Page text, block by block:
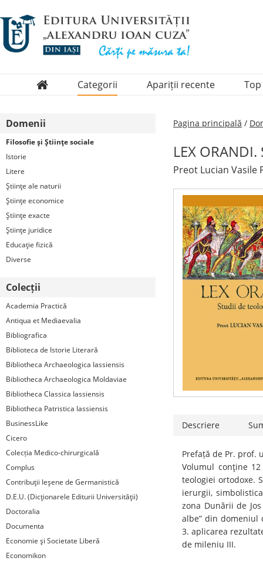
Categorii
Periodice
Apariții recente Top
Domenii
Filosofie şi Ştiinţe sociale
Istorie
Litere
Ştiinţe ale naturii
Ştiinţe economice
Ştiinţe exacte
Ştiinţe juridice
Educaţie fizică
Diverse
Colecții
Academia Practică
Antiqua et Mediaevalia
Bibliografica
Biblioteca de Istorie Literară
Bibliotheca Archaeologica Iassiensis
Bibliotheca Archaeologica Moldaviae
Bibliotheca Classica Iassiensis
Bibliotheca Patristica Iassiensis
BusinessLike
Cicero
Colecția Medico-chirurgicală
Complus
Contribuţii Ieşene de Germanistică
D.E.U. (Dicţionarele Editurii Universităţii)
Doctoralia
Documenta
Economie şi Societate Liberă
Economikon
Pagina principală /
LEX
Preot Lucian Vasile
Descriere
Prefață de Pr. prof.
Volumul conţine
teologiei ortodoxe.
ierurgii,
zona Dunării de
albe” din domeniul
3. aplicarea
de mileniu III.